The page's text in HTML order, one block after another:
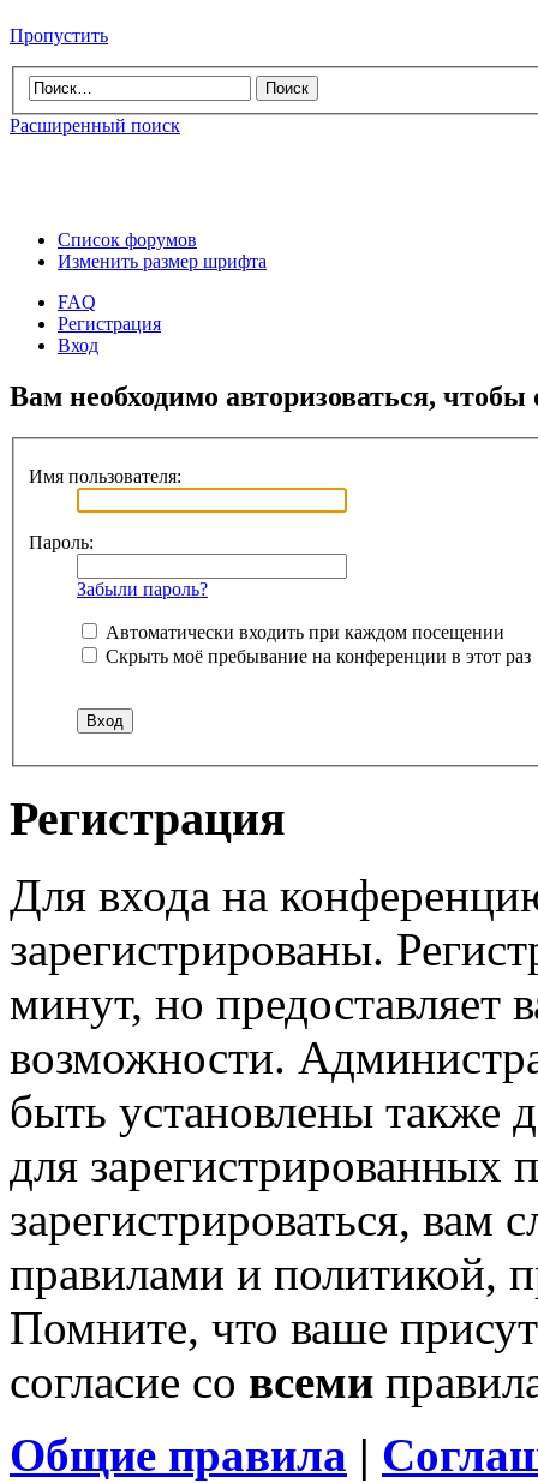
Пропустить
Расширенный поиск
Список форумов
Изменить размер шрифта
FAQ
Регистрация
Вход
Вам необходимо авторизоваться,
Имя пользователя:
Пароль:
Забыли пароль?
Автоматически входить при каждом посещении
Скрыть моё пребывание на конференции в этот раз
Регистрация
Для входа на
зарегистрированы.
минут, но предоставляет
возможности.
быть установлены также
для зарегистрированных
зарегистрироваться, вам
правилами и политикой,
Помните, что ваше
согласие со всеми
Общие правила |